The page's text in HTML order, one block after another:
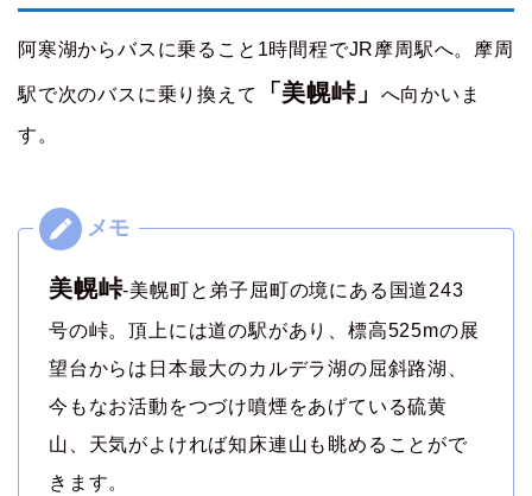
阿寒湖からバスに乗ること1時間程でJR摩周駅へ。摩周
駅で次のバスに乗り換えて 「美幌峠」
へ向かいま
す。
美幌峠-美幌町と弟子屈町の境にある国道243
号の峠。頂上には道の駅があり、標高525mの展
望台からは日本最大のカルデラ湖の屈斜路湖、
今もなお活動をつづけ噴煙をあげている硫黄
山、天気がよければ知床連山も眺めることがで
きます。